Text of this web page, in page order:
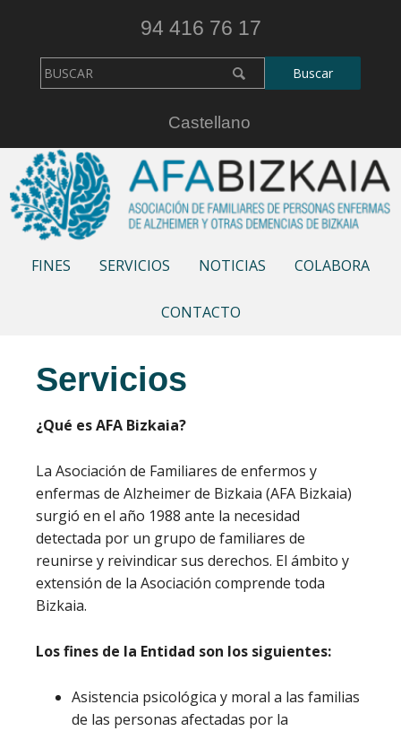
94 416 76 17
Castellano
FINES SERVICIOS NOTICIAS COLABORA
CONTACTO
Servicios
¿Qué es AFA Bizkaia?
La Asociación de Familiares de enfermos y
enfermas de Alzheimer de Bizkaia (AFA Bizkaia)
surgió en el año 1988 ante la necesidad
detectada por un grupo de familiares de
reunirse y reivindicar sus derechos. El ámbito y
extensión de la Asociación comprende toda
Bizkaia.
Los fines de la Entidad son los siguientes:
Asistencia psicológica y moral a las familias
de las personas afectadas por la